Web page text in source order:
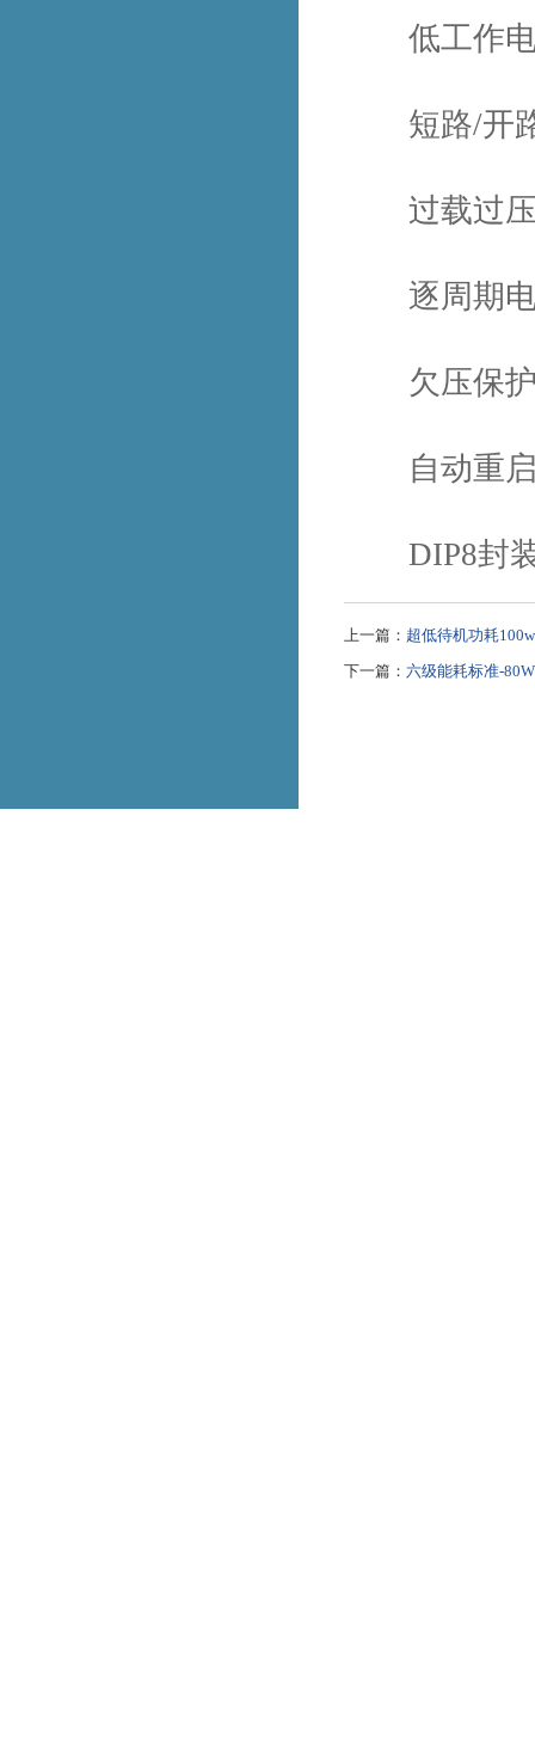
低工作
短路/开
过载过压
逐周期电
欠压保
自动重启
DIP8封
上一篇： 超低待机功耗
下一篇： 六级能耗标准-